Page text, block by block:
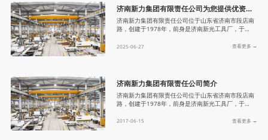
论性、实践性、适用性和可操作性，对员工健康保健
起到了积极的指导作用。举办健康知
济南新力集团有限责任公司为您提供优资服务！
济南新力集团有限责任公司位于山东省济南市段店南
路，创建于1978年，前身是济南新光工具厂，于
司，在此基础上公司不断发展壮大，1996年初组建了
器、换热器、智能换热机组、水处理设备、供水设
备、石化、电力设备的设计
2025-06-27 查看更多 →
济南新力集团有限责任公司简介
济南新力集团有限责任公司位于山东省济南市段店南
路，创建于1978年，前身是济南新光工具厂，于
司， 1996年初组建了济南新力集团有限责任公司,是
2017-06-15 查看更多 →